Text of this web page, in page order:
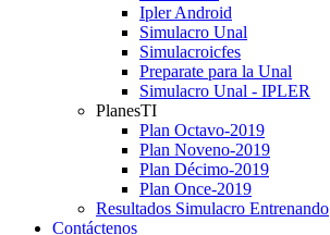
Ipler Android
Simulacro Unal
Simulacroicfes
Preparate para la Unal
Simulacro Unal - IPLER
PlanesTI
Plan Octavo-2019
Plan Noveno-2019
Plan Décimo-2019
Plan Once-2019
Resultados Simulacro Entrenando
Contáctenos